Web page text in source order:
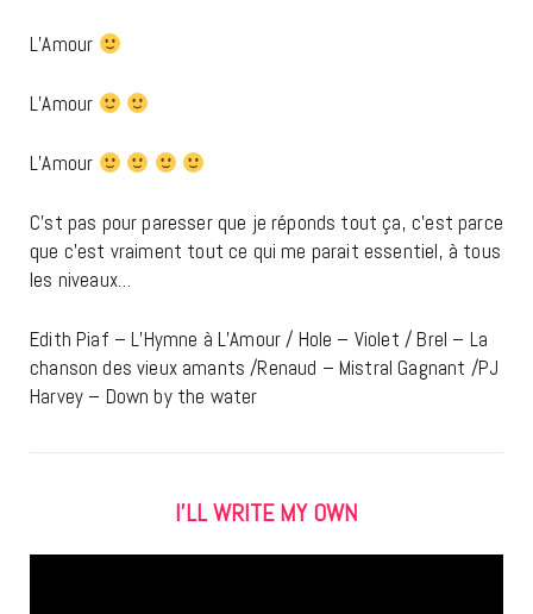
L’Amour
L’Amour
L’Amour
C’st pas pour paresser que je réponds tout ça, c’est parce
que c’est vraiment tout ce qui me parait essentiel, à tous
les niveaux…
Edith Piaf – L’Hymne à L’Amour / Hole – Violet / Brel – La
chanson des vieux amants /Renaud – Mistral Gagnant /PJ
Harvey – Down by the water
I’LL WRITE MY OWN